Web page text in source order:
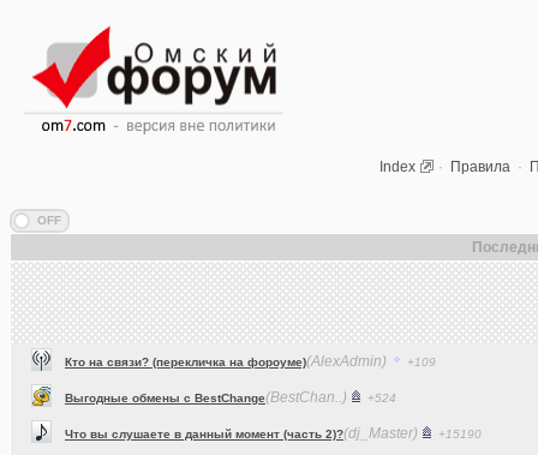
Index · Правила ·
(BestChan..)
(Baryga i..)